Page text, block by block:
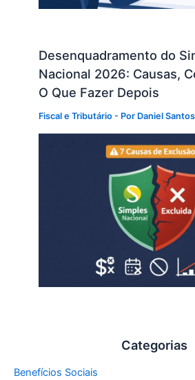
Desenquadramento do
Nacional 2026: Causas,
O Que Fazer Depois
Fiscal e Tributário - Por Daniel Santos
Categorias
Benefícios Sociais